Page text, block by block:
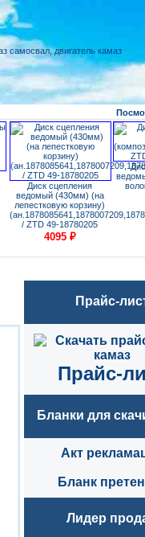
Диск сцепления
ведомый (430мм) (на
лепестковую корзину)
/ ZTD 49-18780205
4095 ₽
Прайс-
Прайс-
Бланки для
Акт
Бланк
Лидер